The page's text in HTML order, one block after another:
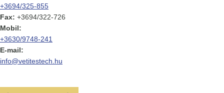
+3694/325-855
Fax: +3694/322-726
Mobil:
+3630/9748-241
E-mail:
info@vetitestech.hu